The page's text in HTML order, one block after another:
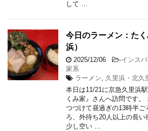
して …
今日のラーメン：た
浜）
2025/12/06 -インス
家系
ラーメン, 久里浜・北久
本日は11/21に京急久里浜
くみ家』さんへ訪問です。
つづけて昼過ぎの13時半ご
ろ、外待ち20人以上の長い
少し空い …